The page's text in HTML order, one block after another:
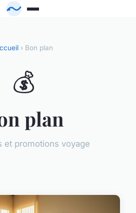
› Bon plan
💰
plan
et promotions voyage